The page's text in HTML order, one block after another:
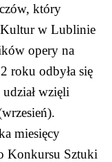
który
Kultur w Lublinie
opery na
roku odbyła się
wzięli
miesięcy
Konkursu Sztuki